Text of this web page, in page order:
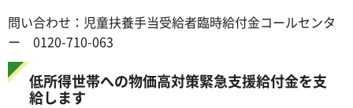
問い合わせ：児童扶養手当受給者臨時給付金コールセンタ
ー 0120-710-063
低所得世帯への物価高対策緊急支援給付金を支
給します